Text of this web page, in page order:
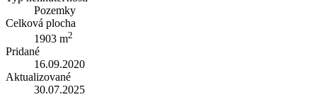
Pozemky
Celková plocha
1903 m2
Pridané
16.09.2020
Aktualizované
30.07.2025